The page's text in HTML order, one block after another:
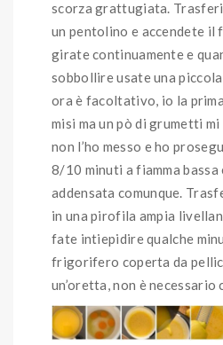
scorza grattugiata.
un pentolino e accendete il
girate continuamente e
sobbollire usate una piccola
ora è facoltativo, io la
misi ma un pò di grumetti
non l’ho messo e ho
8/10 minuti a fiamma bassa
addensata comunque.
in una pirofila ampia
fate intiepidire qualche
frigorifero coperta da
un’oretta, non è